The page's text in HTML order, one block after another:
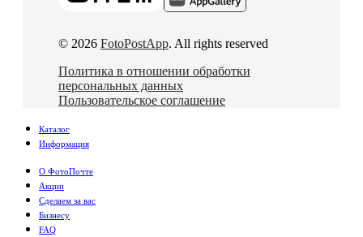
© 2026 FotoPostApp. All rights reserved
Политика в отношении обработки
персональных данных
Пользовательское соглашение
Каталог
Информация
О ФотоПочте
Акции
Сделаем за вас
Бизнесу
FAQ